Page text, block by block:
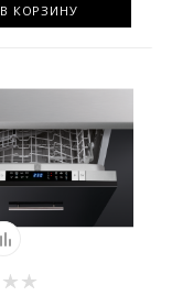
В КОРЗИНУ